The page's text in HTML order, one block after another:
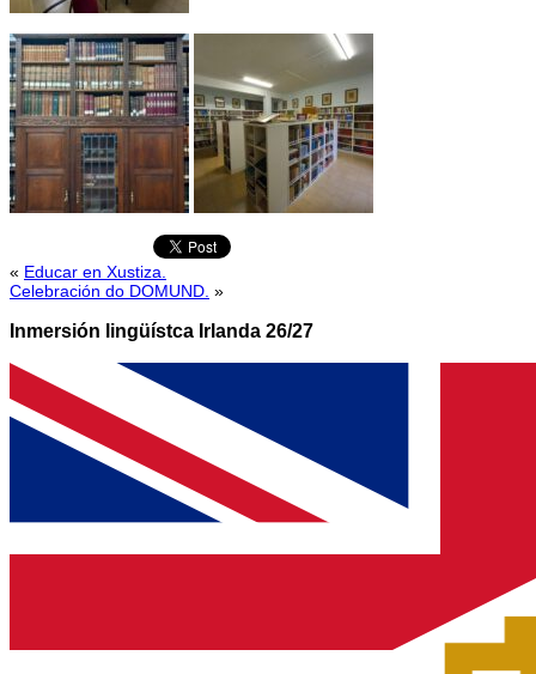
« Educar en Xustiza.
Celebración do DOMUND. »
Inmersión lingüístca Irlanda 26/27